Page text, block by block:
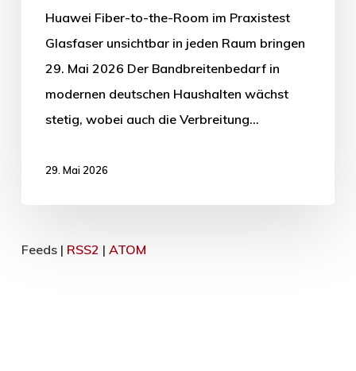
Huawei Fiber-to-the-Room im Praxistest
Glasfaser unsichtbar in jeden Raum bringen
29. Mai 2026 Der Bandbreitenbedarf in
modernen deutschen Haushalten wächst
stetig, wobei auch die Verbreitung…
29. Mai 2026
Feeds | RSS2 | ATOM